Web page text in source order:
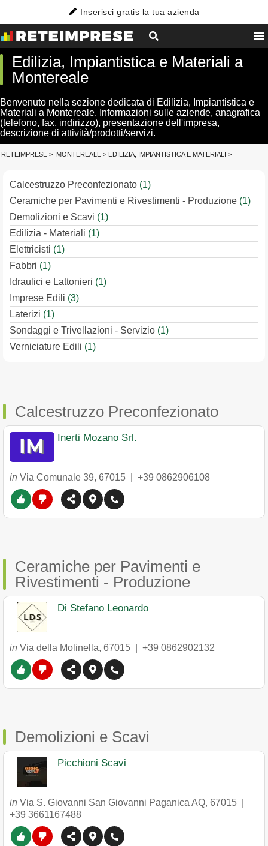
Inserisci gratis la tua azienda
Edilizia, Impiantistica e Materiali a
Montereale
Benvenuto nella sezione dedicata di Edilizia, Impiantistica e
Materiali a Montereale. Informazioni sulle aziende, anagrafica
(telefono, fax, indirizzo), presentazione dell'impresa,
descrizione di attività/prodotti/servizi.
RETEIMPRESE > MONTEREALE > EDILIZIA, IMPIANTISTICA E MATERIALI >
Calcestruzzo Preconfezionato (1)
Ceramiche per Pavimenti e Rivestimenti - Produzione (1)
Demolizioni e Scavi (1)
Edilizia - Materiali (1)
Elettricisti (1)
Fabbri (1)
Idraulici e Lattonieri (1)
Imprese Edili (3)
Laterizi (1)
Sondaggi e Trivellazioni - Servizio (1)
Verniciature Edili (1)
Calcestruzzo Preconfezionato
Inerti Mozano Srl.
in Via Comunale 39, 67015 +39 0862906108
Ceramiche per Pavimenti e
Rivestimenti - Produzione
Di Stefano Leonardo
in Via della Molinella, 67015 +39 0862902132
Demolizioni e Scavi
Picchioni Scavi
in Via S. Giovanni San Giovanni Paganica AQ, 67015
+39 3661167488